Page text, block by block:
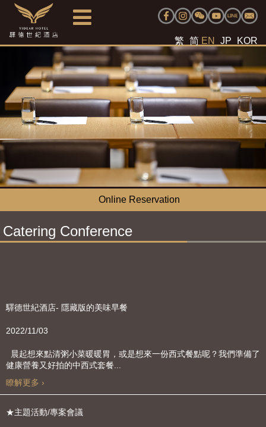
繁 简 EN JP KOR
Online Reservation
Catering Conference
驛德世紀酒店- 隱藏版的美味早餐
2022/11/03
晨起想來點清粥小菜暖暖胃，或是想來一份西式餐點呢？我們準備了
健康營養又好拍的中西式套餐...
瞭解更多 ›
★主題活動/專案會議